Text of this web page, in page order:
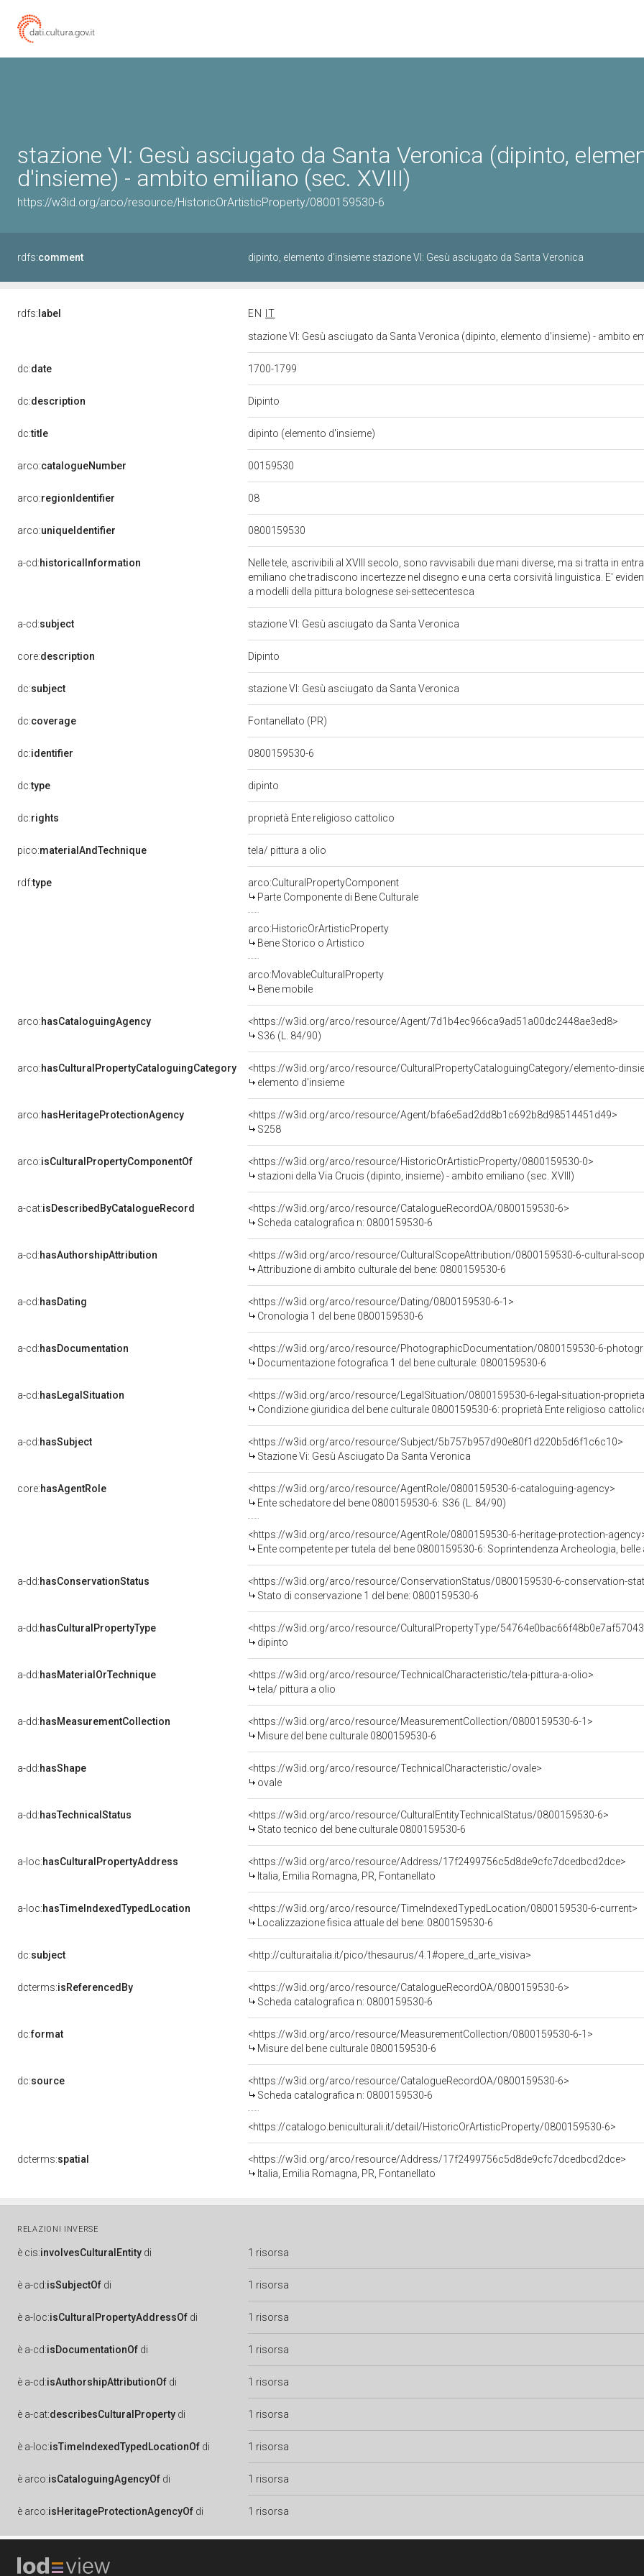
stazione VI: Gesù asciugato da Santa Veronica (dipinto,
d'insieme) - ambito emiliano (sec. XVIII)
https://w3id.org/arco/resource/HistoricOrArtisticProperty/0800159530-6
rdfs:comment dipinto, elemento d'insieme stazione VI: Gesù asciugato da Santa Veronica
rdfs: label EN
IT
stazione VI: Gesù asciugato da Santa Veronica (dipinto, elemento d'insieme) - ambito
dc:date 1700-1799
dc:description Dipinto
dc:title dipinto (elemento d'insieme)
arco:catalogueNumber 00159530
arco:regionIdentifier 08
arco:uniqueIdentifier 0800159530
a-cd:historicalInformation
Nelle tele, ascrivibili al XVIII secolo, sono ravvisabili due mani diverse, ma si tratta in
emiliano che tradiscono incertezze nel disegno e una certa corsività linguistica. E'
a modelli della pittura bolognese sei-settecentesca
a-cd:subject stazione VI: Gesù asciugato da Santa Veronica
core:description Dipinto
dc:subject stazione VI: Gesù asciugato da Santa Veronica
dc:coverage Fontanellato (PR)
dc:identifier 0800159530-6
dc:type dipinto
dc:rights proprietà Ente religioso cattolico
pico:materialAndTechnique tela/ pittura a olio
rdf:type
arco:CulturalPropertyComponent
Parte Componente di Bene Culturale
arco:HistoricOrArtisticProperty
Bene Storico o Artistico
arco:MovableCulturalProperty
Bene mobile
arco:hasCataloguingAgency
<https://w3id.org/arco/resource/Agent/7d1b4ec966ca9ad51a00dc2448ae3ed8>
S36 (L. 84/90)
arco:hasCulturalPropertyCataloguingCategory
<https://w3id.org/arco/resource/CulturalPropertyCataloguingCategory/elemento-
elemento d'insieme
arco:hasHeritageProtectionAgency
<https://w3id.org/arco/resource/Agent/bfa6e5ad2dd8b1c692b8d98514451d49>
S258
arco:isCulturalPropertyComponentOf
<https://w3id.org/arco/resource/HistoricOrArtisticProperty/0800159530-0>
stazioni della Via Crucis (dipinto, insieme) - ambito emiliano (sec. XVIII)
a-cat:isDescribedByCatalogueRecord
<https://w3id.org/arco/resource/CatalogueRecordOA/0800159530-6>
Scheda catalografica n: 0800159530-6
a-cd:hasAuthorshipAttribution
<https://w3id.org/arco/resource/CulturalScopeAttribution/0800159530-6-cultural-
Attribuzione di ambito culturale del bene: 0800159530-6
a-cd:hasDating
<https://w3id.org/arco/resource/Dating/0800159530-6-1>
Cronologia 1 del bene 0800159530-6
a-cd:hasDocumentation
<https://w3id.org/arco/resource/PhotographicDocumentation/0800159530-6-
Documentazione fotografica 1 del bene culturale: 0800159530-6
a-cd:hasLegalSituation
<https://w3id.org/arco/resource/LegalSituation/0800159530-6-legal-situation-
Condizione giuridica del bene culturale 0800159530-6: proprietà Ente religioso
a-cd:hasSubject
<https://w3id.org/arco/resource/Subject/5b757b957d90e80f1d220b5d6f1c6c10>
Stazione Vi: Gesù Asciugato Da Santa Veronica
core:hasAgentRole
<https://w3id.org/arco/resource/AgentRole/0800159530-6-cataloguing-agency>
Ente schedatore del bene 0800159530-6: S36 (L. 84/90)
<https://w3id.org/arco/resource/AgentRole/0800159530-6-heritage-protection-
Ente competente per tutela del bene 0800159530-6: Soprintendenza Archeologia,
a-dd:hasConservationStatus
<https://w3id.org/arco/resource/ConservationStatus/0800159530-6-conservation-
Stato di conservazione 1 del bene: 0800159530-6
a-dd:hasCulturalPropertyType
<https://w3id.org/arco/resource/CulturalPropertyType/
dipinto
a-dd:hasMaterialOrTechnique
<https://w3id.org/arco/resource/TechnicalCharacteristic/tela-pittura-a-olio>
tela/ pittura a olio
a-dd:hasMeasurementCollection
<https://w3id.org/arco/resource/MeasurementCollection/0800159530-6-1>
Misure del bene culturale 0800159530-6
a-dd:hasShape
<https://w3id.org/arco/resource/TechnicalCharacteristic/ovale>
ovale
a-dd:hasTechnicalStatus
<https://w3id.org/arco/resource/CulturalEntityTechnicalStatus/0800159530-6>
Stato tecnico del bene culturale 0800159530-6
a-loc:hasCulturalPropertyAddress
<https://w3id.org/arco/resource/Address/17f2499756c5d8de9cfc7dcedbcd2dce>
Italia, Emilia Romagna, PR, Fontanellato
a-loc:hasTimeIndexedTypedLocation
<https://w3id.org/arco/resource/TimeIndexedTypedLocation/0800159530-6-current>
Localizzazione fisica attuale del bene: 0800159530-6
dc:subject <http://culturaitalia.it/pico/thesaurus/4.1#opere_d_arte_visiva>
dcterms:isReferencedBy
<https://w3id.org/arco/resource/CatalogueRecordOA/0800159530-6>
Scheda catalografica n: 0800159530-6
dc:format
<https://w3id.org/arco/resource/MeasurementCollection/0800159530-6-1>
Misure del bene culturale 0800159530-6
dc:source
<https://w3id.org/arco/resource/CatalogueRecordOA/0800159530-6>
Scheda catalografica n: 0800159530-6
<https://catalogo.beniculturali.it/detail/HistoricOrArtisticProperty/0800159530-6>
dcterms:spatial
<https://w3id.org/arco/resource/Address/17f2499756c5d8de9cfc7dcedbcd2dce>
Italia, Emilia Romagna, PR, Fontanellato
RELAZIONI INVERSE
è cis:involvesCulturalEntity di 1 risorsa
è a-cd:isSubjectOf di 1 risorsa
è a-loc:isCulturalPropertyAddressOf di 1 risorsa
è a-cd:isDocumentationOf di 1 risorsa
è a-cd:isAuthorshipAttributionOf di 1 risorsa
è a-cat:describesCulturalProperty di 1 risorsa
è a-loc:isTimeIndexedTypedLocationOf di 1 risorsa
è arco:isCataloguingAgencyOf di 1 risorsa
è arco:isHeritageProtectionAgencyOf di 1 risorsa